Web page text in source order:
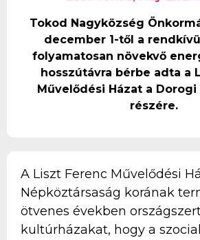
Tokod Nagyközség
december 1-től a
folyamatosan növekvő
hosszútávra bérbe adta a
Művelődési Házat a
részére.
A Liszt Ferenc Művelődési
Népköztársaság korának
ötvenes években
kultúrházakat, hogy a